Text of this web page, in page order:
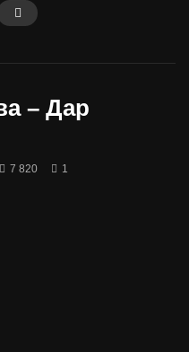
– Дар
7 820 1